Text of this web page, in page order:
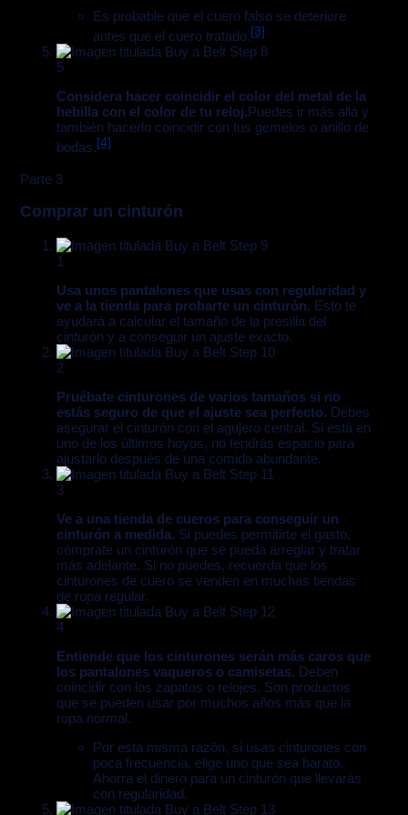
Es probable que el cuero falso se deteriore
antes que el cuero tratado.[3]
5
Considera hacer coincidir el color del metal de la
hebilla con el color de tu reloj.Puedes ir más allá y
también hacerlo coincidir con tus gemelos o anillo de
bodas.[4]
Parte 3
Comprar un cinturón
1
Usa unos pantalones que usas con regularidad y
ve a la tienda para probarte un cinturón. Esto te
ayudará a calcular el tamaño de la presilla del
cinturón y a conseguir un ajuste exacto.
2
Pruébate cinturones de varios tamaños si no
estás seguro de que el ajuste sea perfecto. Debes
asegurar el cinturón con el agujero central. Si está en
uno de los últimos hoyos, no tendrás espacio para
ajustarlo después de una comida abundante.
3
Ve a una tienda de cueros para conseguir un
cinturón a medida. Si puedes permitirte el gasto,
cómprate un cinturón que se pueda arreglar y tratar
más adelante. Si no puedes, recuerda que los
cinturones de cuero se venden en muchas tiendas
de ropa regular.
4
Entiende que los cinturones serán más caros que
los pantalones vaqueros o camisetas. Deben
coincidir con los zapatos o relojes. Son productos
que se pueden usar por muchos años más que la
ropa normal.
Por esta misma razón, si usas cinturones con
poca frecuencia, elige uno que sea barato.
Ahorra el dinero para un cinturón que llevarás
con regularidad.